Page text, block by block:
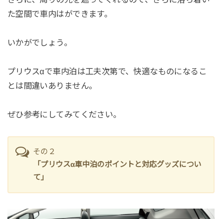
た空間で車内はができます。
いかがでしょう。
プリウスαで車内泊は工夫次第で、快適なものになるこ
とは間違いありません。
ぜひ参考にしてみてください。
その２
「プリウスα車中泊のポイントと対応グッズについ
て」